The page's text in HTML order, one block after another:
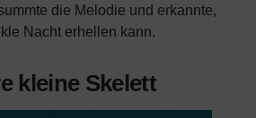
die Melodie und erkannte,
Nacht erhellen kann.
kleine Skelett